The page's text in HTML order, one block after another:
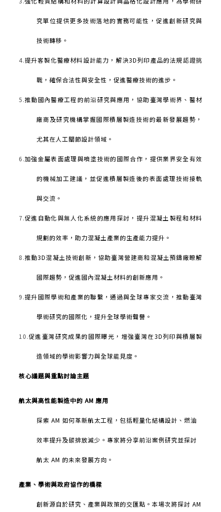
究單位提供更多技術落地的實務可能性，促進創新研究與
技術轉移。
4.提升客製化醫療材料設計能力，解決3D列印產品的法規認證挑
戰，確保合法性與安全性，促進醫療技術的進步。
5.推動國內醫療工程的前沿研究與應用，協助臺灣學術界、醫材
廠商及研究機構掌握國際積層製造技術的最新發展趨勢，
尤其在人工關節設計領域。
6.加強金屬表面處理與噴塗技術的國際合作，提供業界安全有效
的機械加工建議，並促進積層製造後的表面處理技術接軌
與交流。
7.促進自動化與無人化系統的應用探討，提升混凝土製程和材料
規劃的效率，助力混凝土產業的生產能力提升。
8.推動3D混凝土技術創新，協助臺灣營建商和混凝土預鑄廠瞭解
國際趨勢，促進國內混凝土材料的創新應用。
9.提升國際學術和產業的聯繫，通過與全球專家交流，推動臺灣
學術研究的國際化，提升全球學術聲譽。
10.促進臺灣研究成果的國際曝光，增強臺灣在3D列印與積層製
造領域的學術影響力與全球能見度。
核心議題與重點討論主題
航太與高性能製造中的 AM 應用
探索 AM 如何革新航太工程，包括輕量化結構設計、燃油
效率提升及碳排放減少。專家將分享前沿案例研究並探討
航太 AM 的未來發展方向。
產業、學術與政府協作的橋樑
創新源自於研究、產業與政策的交匯點。本場次將探討 AM